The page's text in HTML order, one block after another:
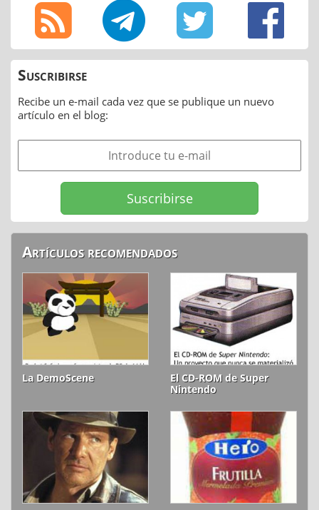
Suscribirse
Recibe un e-mail cada vez que se publique un nuevo
artículo en el blog:
Artículos recomendados
La DemoScene
El CD-ROM de Super
Nintendo